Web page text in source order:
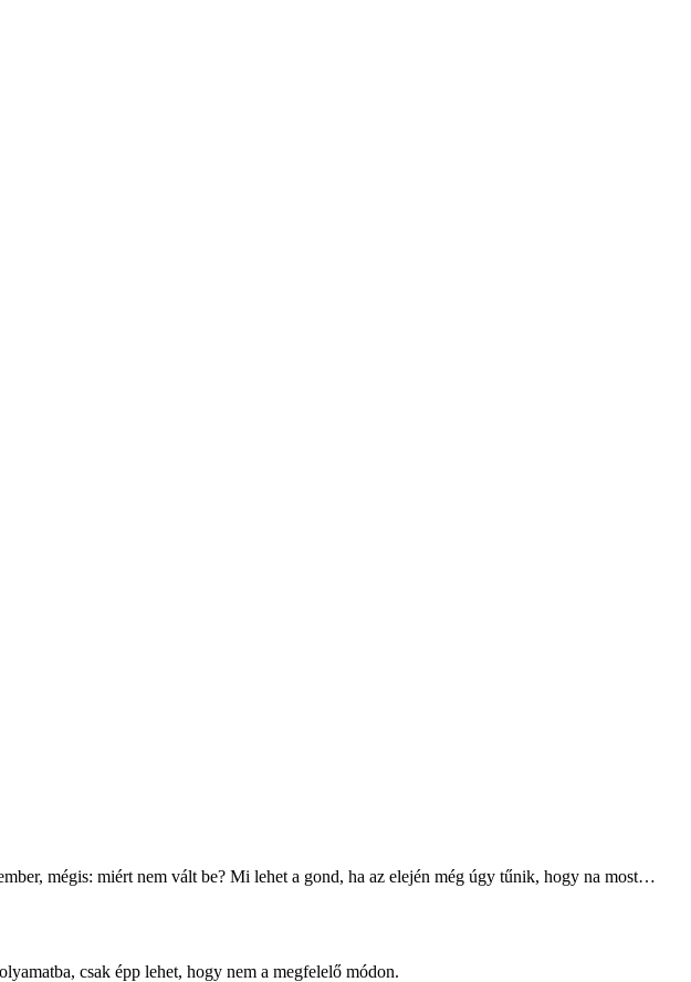
mégis: miért nem vált be? Mi lehet a gond, ha az elején még úgy tűnik, hogy na most…
csak épp lehet, hogy nem a megfelelő módon.